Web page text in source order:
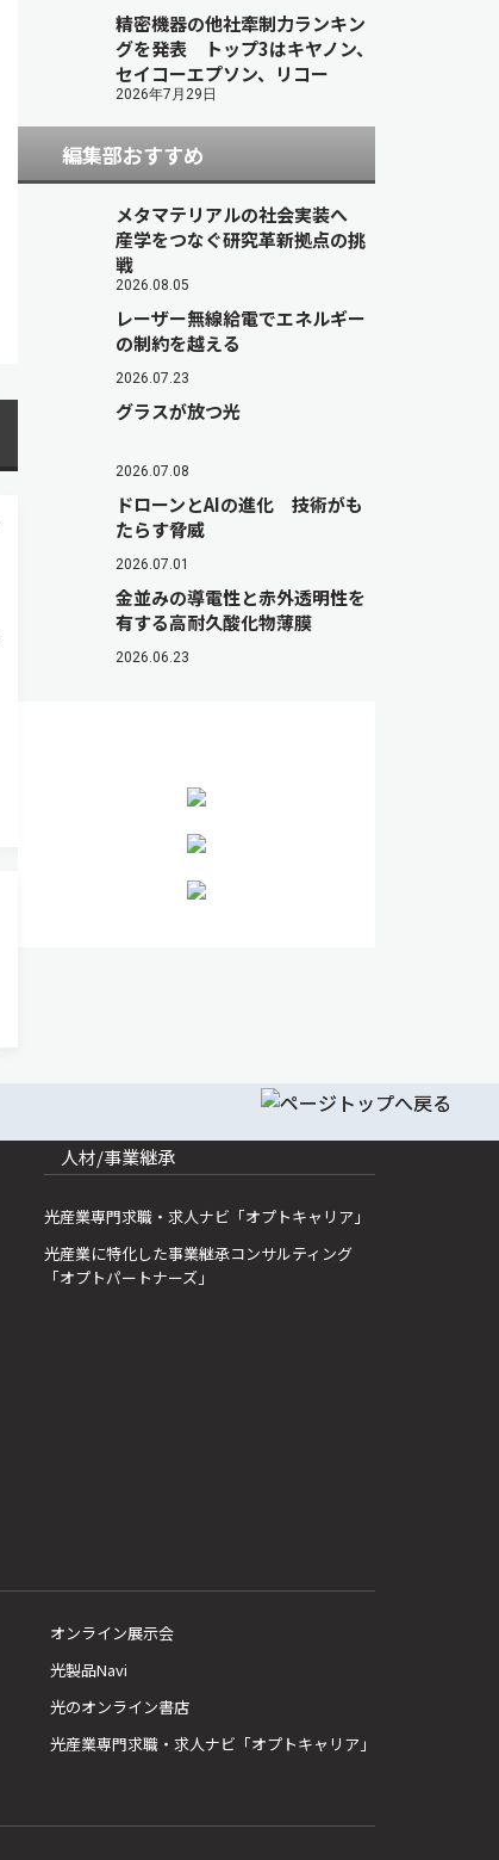
精密機器の他社牽制力ランキン
グを発表 トップ3はキヤノン、
セイコーエプソン、リコー
2026年7月29日
編集部おすすめ
メタマテリアルの社会実装へ
産学をつなぐ研究革新拠点の挑
戦
2026.08.05
レーザー無線給電でエネルギー
の制約を越える
2026.07.23
グラスが放つ光
2026.07.08
ドローンとAIの進化 技術がも
たらす脅威
2026.07.01
金並みの導電性と赤外透明性を
有する高耐久酸化物薄膜
2026.06.23
人材/事業継承
光産業専門求職・求人ナビ「オプトキャリア」
光産業に特化した事業継承コンサルティング
「オプトパートナーズ」
オンライン展示会
光製品Navi
光のオンライン書店
光産業専門求職・求人ナビ「オプトキャリア」